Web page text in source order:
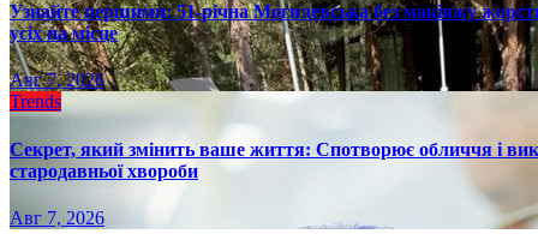
Узнайте першими: 51-річна Могилевська без макіяжу
усіх на місце
Авг 7, 2026
Trends
Секрет, який змінить ваше життя: Спотворює обличчя і
стародавньої хвороби
Авг 7, 2026